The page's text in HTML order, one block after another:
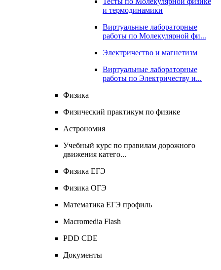
и термодинамики
Виртуальные лабораторные
работы по Молекулярной фи...
Электричество и магнетизм
Виртуальные лабораторные
работы по Электричеству и...
Физика
Физический практикум по физике
Астрономия
Учебный курс по правилам дорожного
движения катего...
Физика ЕГЭ
Физика ОГЭ
Математика ЕГЭ профиль
Macromedia Flash
PDD CDЕ
Документы